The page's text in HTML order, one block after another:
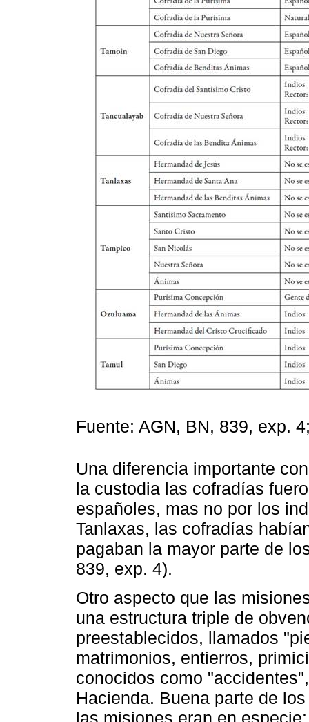
Fuente: AGN, BN, 839, exp.
Una diferencia importante
la custodia las cofradías
españoles, mas no por los
Tanlaxas, las cofradías
pagaban la mayor parte de
839, exp. 4).
Otro aspecto que las
una estructura triple de
preestablecidos, llamados
matrimonios, entierros,
conocidos como
Hacienda. Buena parte de
las misiones eran en